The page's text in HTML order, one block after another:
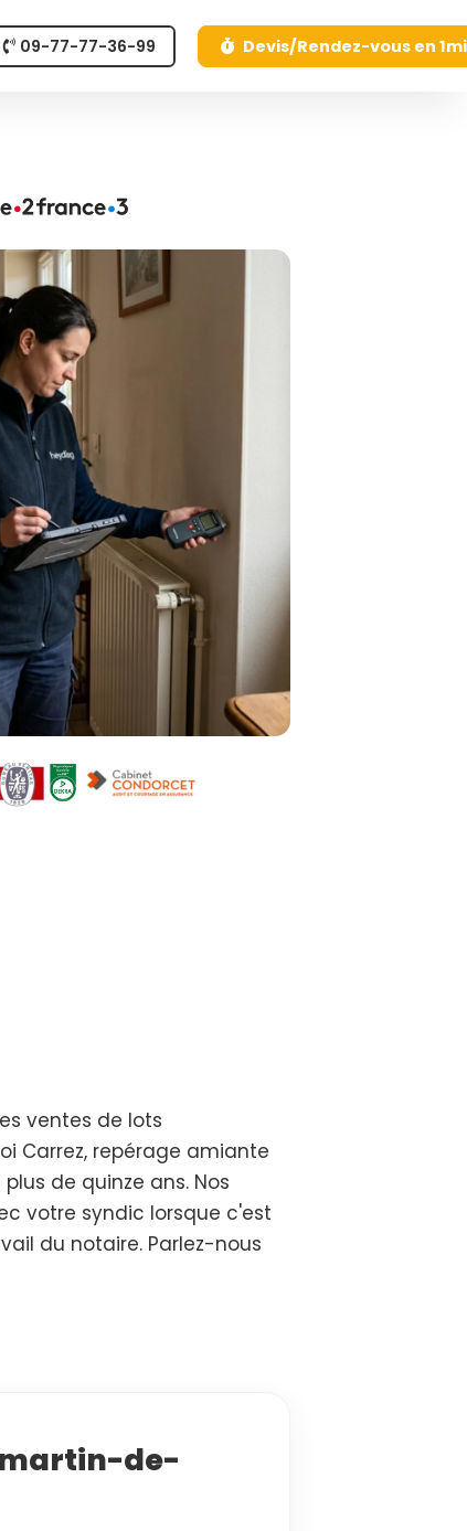
09-77-77-36-99 Devis/Rendez-vous en
ventes de lots
Carrez, repérage amiante
de quinze ans. Nos
votre syndic lorsque c'est
du notaire. Parlez-nous
martin-de-